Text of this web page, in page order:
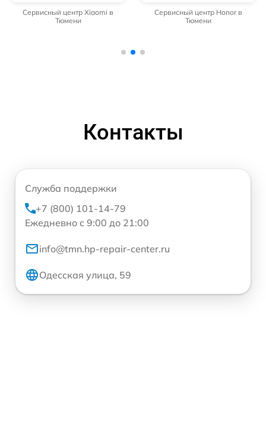
Сервисный центр Xiaomi в
Тюмени
Сервисный центр Honor в
Тюмени
Контакты
Служба поддержки
+7 (800) 101-14-79
Ежедневно с 9:00 до 21:00
info@tmn.hp-repair-center.ru
Одесская улица, 59